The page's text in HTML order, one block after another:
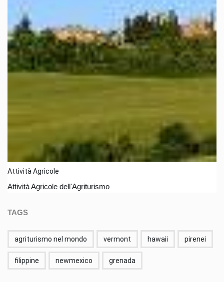
Attività Agricole
Attività Agricole dell'Agriturismo
TAGS
agriturismo nel mondo vermont hawaii pirenei
filippine newmexico grenada